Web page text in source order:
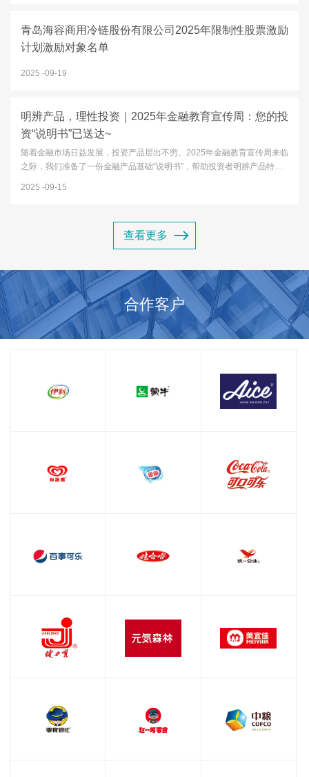
青岛海容商用冷链股份有限公司2025年限制性股票激励
计划激励对象名单
2025 09-19
明辨产品，理性投资｜2025年金融教育宣传周：您的投
资“说明书”已送达~
随着金融市场日益发展，投资产品层出不穷。2025年金融教育宣传周来临
之际，我们准备了一份金融产品基础“说明书”，帮助投资者明辨产品特
2025 09-15
查看更多
合作客户